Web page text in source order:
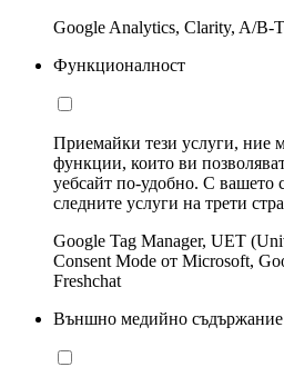
Google Analytics, Clarity, A/B-
Функционалност
Приемайки тези услуги, ние
функции, които ви
уебсайт по-удобно. С вашето
следните услуги на трети
Google Tag Manager, UET
Consent Mode от Microsoft,
Freshchat
Външно медийно съдържание